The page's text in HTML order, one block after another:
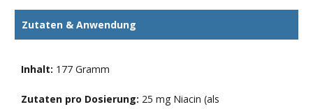
Zutaten & Anwendung
Inhalt: 177 Gramm
Zutaten pro Dosierung: 25 mg Niacin (als